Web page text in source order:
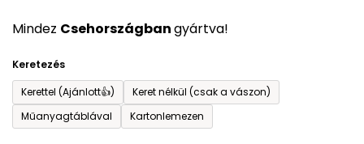
Mindez Csehországbangyártva!
Keretezés
Kerettel (Ajánlott👍)
Keret nélkül (csak a vászon)
Műanyagtáblával
Kartonlemezen